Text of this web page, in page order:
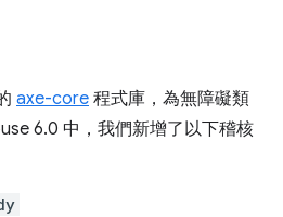
axe-core 程式庫，為無障礙類
6.0 中，我們新增了以下稽核